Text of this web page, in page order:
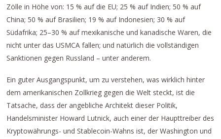
Zölle in Höhe von: 15 % auf die EU; 25 % auf Indien; 50 % auf
China; 50 % auf Brasilien; 19 % auf Indonesien; 30 % auf
Südafrika; 25–30 % auf mexikanische und kanadische Waren, die
nicht unter das USMCA fallen; und natürlich die vollständigen
Sanktionen gegen Russland – unter anderem.
Ein guter Ausgangspunkt, um zu verstehen, was wirklich hinter
dem amerikanischen Zollkrieg gegen die Welt steckt, ist die
Tatsache, dass der angebliche Architekt dieser Politik,
Handelsminister Howard Lutnick, auch einer der Haupttreiber des
Kryptowährungs- und Stablecoin-Wahns ist, der Washington und